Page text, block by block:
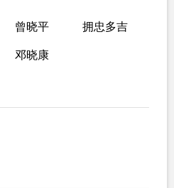
曾晓平 拥忠多吉
邓晓康